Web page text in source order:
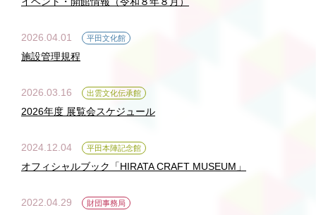
2026.04.01 平田文化館
施設管理規程
2026.03.16 出雲文化伝承館
2026年度 展覧会スケジュール
2024.12.04 平田本陣記念館
オフィシャルブック「HIRATA CRAFT MUSEUM」
2022.04.29 財団事務局